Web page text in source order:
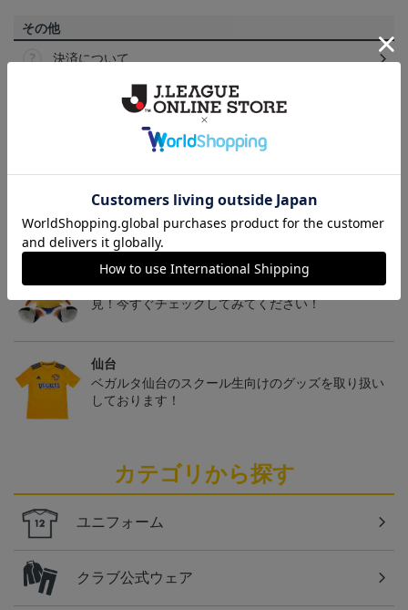
その他
決済について
ギフト対応について
トピックス
仙台
チームマスコットグッズは、サポーターやファン必
見！今すぐチェックしてみてください！
仙台
ベガルタ仙台のスクール生向けのグッズを取り扱い
しております！
カテゴリから探す
ユニフォーム
クラブ公式ウェア